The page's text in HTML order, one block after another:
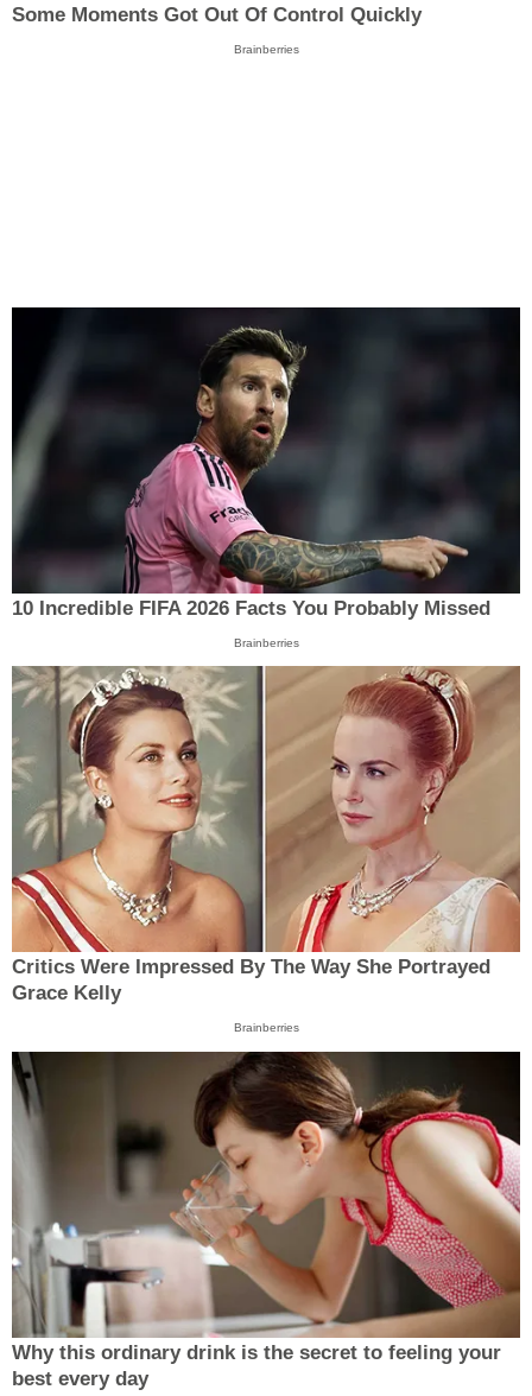
Some Moments Got Out Of Control Quickly
Brainberries
10 Incredible FIFA 2026 Facts You Probably Missed
Brainberries
Critics Were Impressed By The Way She Portrayed
Grace Kelly
Brainberries
Why this ordinary drink is the secret to feeling your
best every day